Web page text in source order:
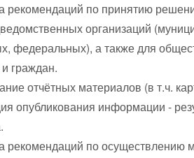
рекомендаций по принятию
организаций
федеральных), а также для
граждан.
отчётных материалов (в т.ч.
опубликования информации -
рекомендаций по осуществлению